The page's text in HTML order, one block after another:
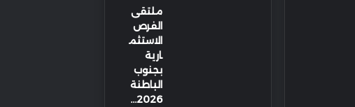
ملتقى
الفرص
الاستثم
ارية
بجنوب
الباطنة
2026…